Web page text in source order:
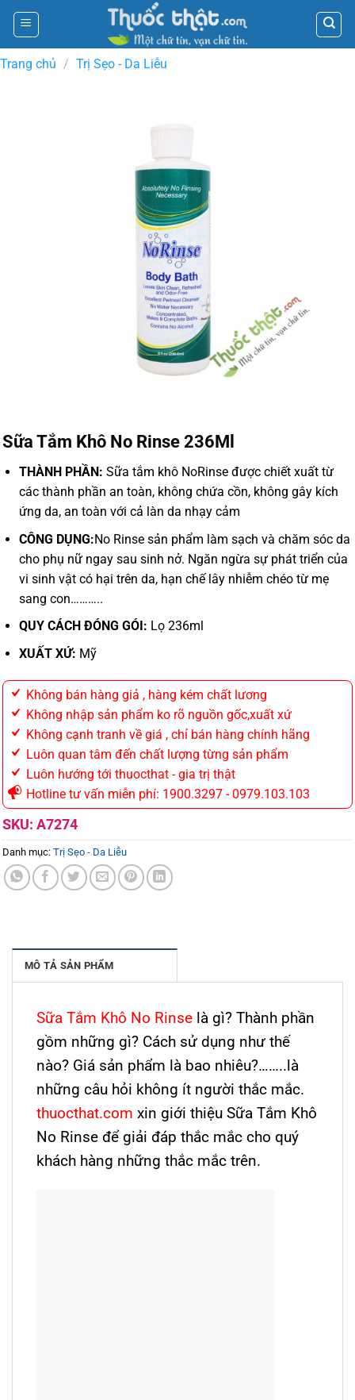
Skip
content
Trang chủ / Trị Sẹo - Da Liễu
Sữa Tắm Khô No Rinse 236Ml
THÀNH PHẦN: Sữa tắm khô NoRinse được chiết xuất từ
các thành phần an toàn, không chứa cồn, không gây kích
ứng da, an toàn với cả làn da nhạy cảm
CÔNG DỤNG:No Rinse sản phẩm làm sạch và chăm sóc da
cho phụ nữ ngay sau sinh nở. Ngăn ngừa sự phát triển của
vi sinh vật có hại trên da, hạn chế lây nhiễm chéo từ mẹ
sang con………..
QUY CÁCH ĐÓNG GÓI: Lọ 236ml
XUẤT XỨ: Mỹ
Không bán hàng giả , hàng kém chất lương
Không nhập sản phẩm ko rõ nguồn gốc,xuất xứ
Không cạnh tranh về giá , chỉ bán hàng chính hãng
Luôn quan tâm đến chất lượng từng sản phẩm
Luôn hướng tới thuocthat - gia trị thật
Hotline tư vấn miễn phí: 1900.3297 - 0979.103.103
SKU: A7274
Danh mục: Trị Sẹo - Da Liễu
MÔ TẢ SẢN PHẨM
Sữa Tắm Khô No Rinse là gì? Thành phần
gồm những gì? Cách sử dụng như thế
nào? Giá sản phẩm là bao nhiêu?……..là
những câu hỏi không ít người thắc mắc.
thuocthat.com xin giới thiệu Sữa Tắm Khô
No Rinse để giải đáp thắc mắc cho quý
khách hàng những thắc mắc trên.